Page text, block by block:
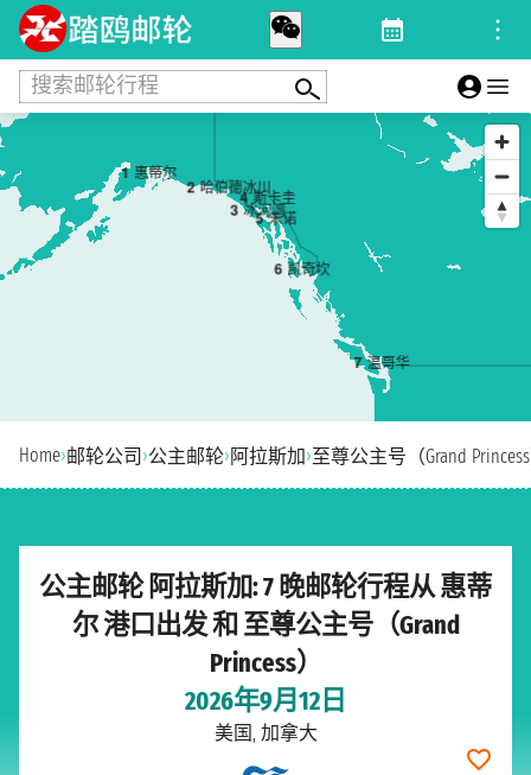
搜索邮轮行程
1 惠蒂尔
2 哈伯德冰川
3 冰河湾
4 斯卡圭
5 朱诺
6 凯奇坎
7 温哥华
Home›邮轮公司 ›公主邮轮›阿拉斯加›至尊公主号（Grand
公主邮轮 阿拉斯加: 7 晚邮轮行程从 惠蒂
尔 港口出发 和 至尊公主号（Grand
Princess）
2026年9月12日
美国, 加拿大